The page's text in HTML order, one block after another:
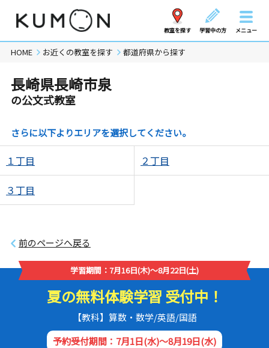
教室を探す 学習中の方 メニュー
HOME お近くの教室を探す 都道府県から探す
長崎県長崎市泉
の公文式教室
さらに以下よりエリアを選択してください。
１丁目 ２丁目
３丁目
前のページへ戻る
学習期間：7月16日(木)～8月22日(土)
夏の無料体験学習 受付中！
【教科】算数・数学/英語/国語
予約受付期間：7月1日(水)～8月19日(水)